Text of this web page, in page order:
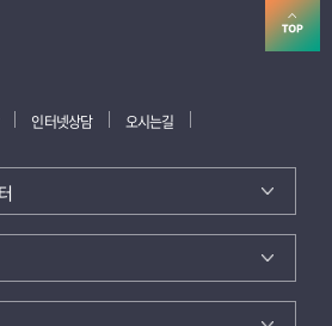
인터넷상담 오시는길